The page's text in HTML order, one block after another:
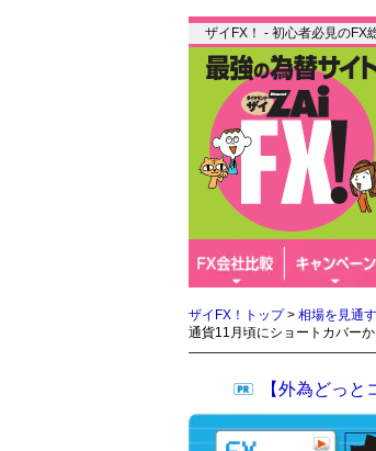
ザイFX！ - 初心者必見のFX
ザイFX！トップ> 相場を見通
通貨11月頃にショートカバー
【外為どっ